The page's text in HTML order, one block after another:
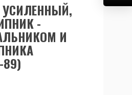
УСИЛЕННЫЙ,
-
И